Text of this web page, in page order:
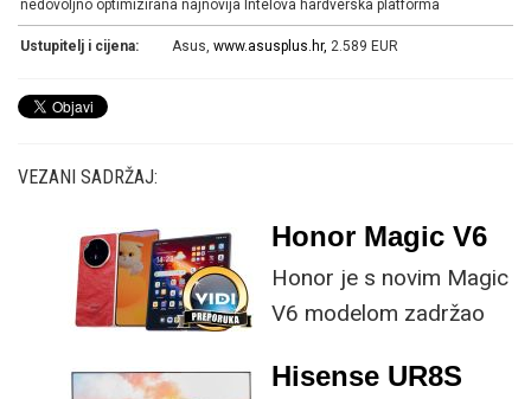
nedovoljno optimizirana najnovija Intelova hardverska platforma
Ustupitelj i cijena: Asus,www.asusplus.hr, 2.589 EUR
VEZANI SADRŽAJ:
Honor Magic V6
Honor je s novim Magic
V6 modelom zadržao
specifikacije, no
Hisense UR8S